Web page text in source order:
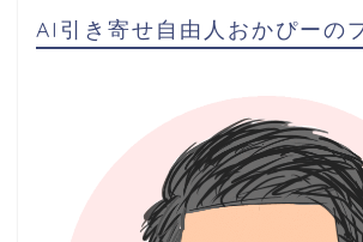
AI引き寄せ自由人おかぴーの